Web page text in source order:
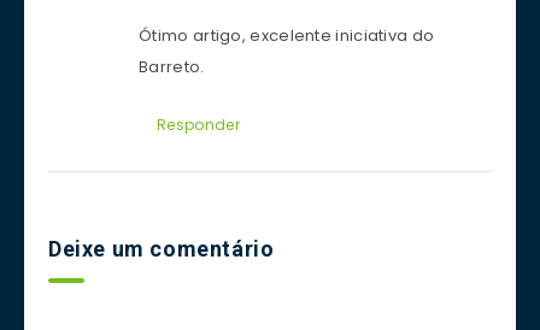
Ótimo artigo, excelente iniciativa do
Barreto.
Responder
Deixe um comentário